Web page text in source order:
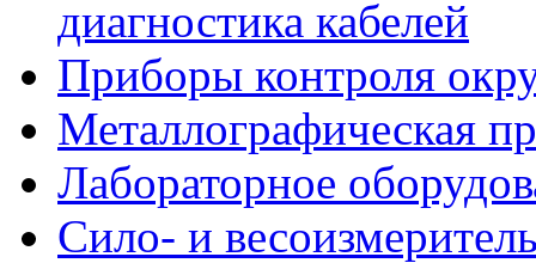
диагностика кабелей
Приборы контроля
Металлографическая
Лабораторное
Сило- и